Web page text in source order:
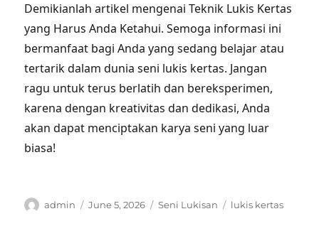
Demikianlah artikel mengenai Teknik Lukis Kertas
yang Harus Anda Ketahui. Semoga informasi ini
bermanfaat bagi Anda yang sedang belajar atau
tertarik dalam dunia seni lukis kertas. Jangan
ragu untuk terus berlatih dan bereksperimen,
karena dengan kreativitas dan dedikasi, Anda
akan dapat menciptakan karya seni yang luar
biasa!
Author
admin
Posted
June 5, 2026 Categories
Seni Lukisan Tags
lukis kertas